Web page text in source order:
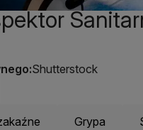
Shutterstock
Grypa